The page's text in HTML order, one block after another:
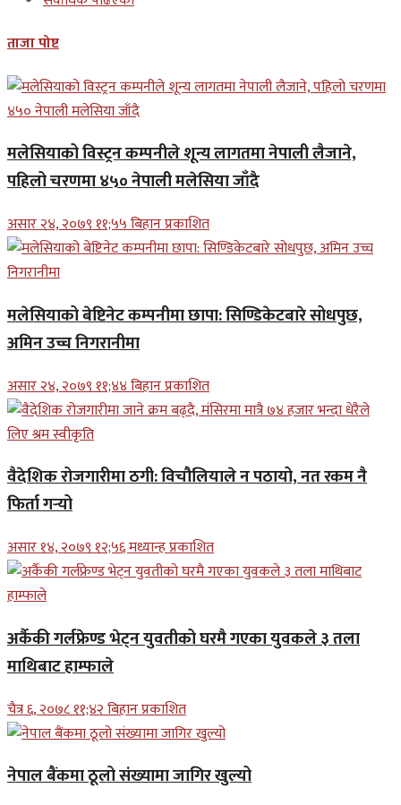
ताजा पोष्ट
मलेसियाको विस्ट्रन कम्पनीले शून्य लागतमा नेपाली लैजाने,
पहिलो चरणमा ४५० नेपाली मलेसिया जाँदै
असार २४, २०७९ ११;५५ बिहान प्रकाशित
मलेसियाको बेष्टिनेट कम्पनीमा छापा: सिण्डिकेटबारे सोधपुछ,
अमिन उच्च निगरानीमा
असार २४, २०७९ ११;४४ बिहान प्रकाशित
वैदेशिक रोजगारीमा ठगी: विचौलियाले न पठायो, नत रकम नै
फिर्ता गर्‍यो
असार १४, २०७९ १२;५६ मध्यान्ह प्रकाशित
अर्कैकी गर्लफ्रेण्ड भेट्न युवतीको घरमै गएका युवकले ३ तला
माथिबाट हाम्फाले
चैत्र ६, २०७८ ११;४२ बिहान प्रकाशित
नेपाल बैंकमा ठूलो संख्यामा जागिर खुल्यो